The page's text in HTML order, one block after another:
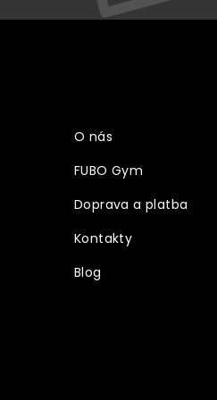
Z
O nás
FUBO Gym
Doprava a platba
Kontakty
Blog